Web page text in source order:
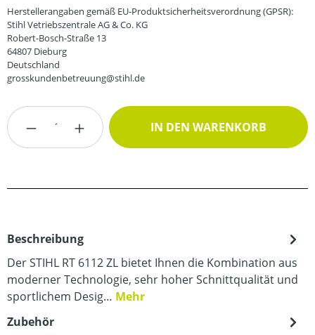
Herstellerangaben gemäß EU-Produktsicherheitsverordnung (GPSR):
Stihl Vetriebszentrale AG & Co. KG
Robert-Bosch-Straße 13
64807 Dieburg
Deutschland
grosskundenbetreuung@stihl.de
Produkt Anzahl: Gib den gewünschten
IN DEN WARENKORB
Beschreibung
Der STIHL RT 6112 ZL bietet Ihnen die Kombination aus
moderner Technologie, sehr hoher Schnittqualität und
sportlichem Desig… Mehr
Zubehör